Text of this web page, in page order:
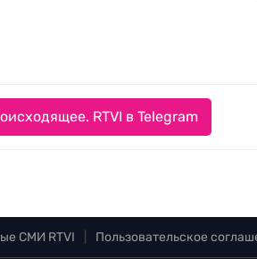
RTVI в Telegram
СМИ RTVI Пользовательское